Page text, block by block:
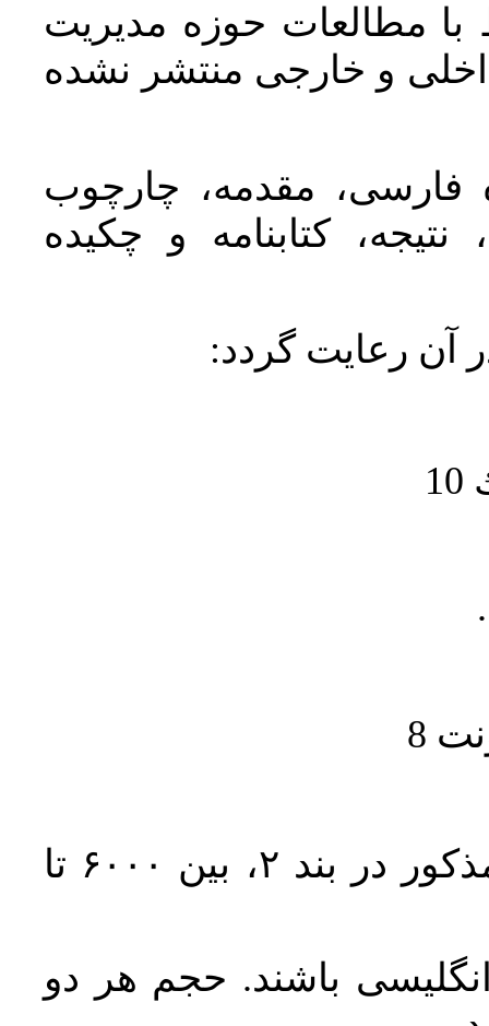
با مطالعات حوزه مديريت
و خارجی منتشر نشده
فارسی، مقدمه، چارچوب
کتابنامه و چکیده
آن رعايت گردد:
حجم کل مقاله با احتساب تمام بخش‌های مذکور در بند ۲، بین ۶۰۰۰ تا
باشند. حجم هر دو